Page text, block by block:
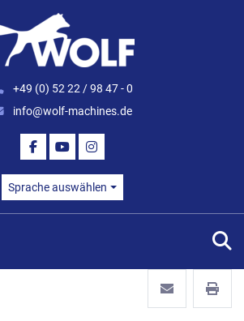
+49 (0) 52 22 / 98 47 - 0
info@wolf-machines.de
FACEBOOK
YOUTUBEINSTAGRAM
Sprache auswählen